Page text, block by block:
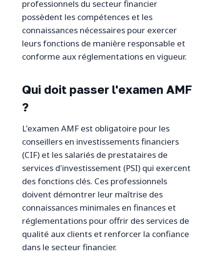
professionnels du secteur financier
possèdent les compétences et les
connaissances nécessaires pour exercer
leurs fonctions de manière responsable et
conforme aux réglementations en vigueur.
Qui doit passer l'examen AMF
?
L'examen AMF est obligatoire pour les
conseillers en investissements financiers
(CIF) et les salariés de prestataires de
services d'investissement (PSI) qui exercent
des fonctions clés. Ces professionnels
doivent démontrer leur maîtrise des
connaissances minimales en finances et
réglementations pour offrir des services de
qualité aux clients et renforcer la confiance
dans le secteur financier.